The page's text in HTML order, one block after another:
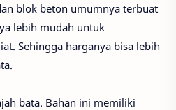
blok beton umumnya terbuat
lebih mudah untuk
Sehingga harganya bisa lebih
bata. Bahan ini memiliki